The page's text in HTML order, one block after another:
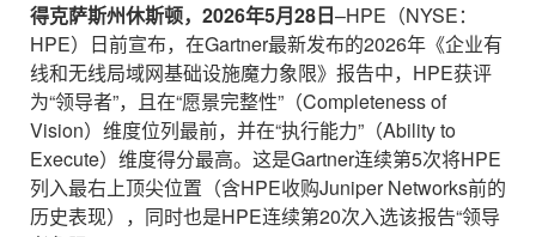
得克萨斯州休斯顿， 2026年5月28日–HPE（NYSE：
HPE）日前宣布，在Gartner最新发布的2026年《企业有
线和无线局域网基础设施魔力象限》报告中，HPE获评
为“领导者”，且在“愿景完整性”（Completeness of
Vision）维度位列最前，并在“执行能力”（Ability to
Execute）维度得分最高。这是Gartner连续第5次将HPE
列入最右上顶尖位置（含HPE收购Juniper Networks前的
历史表现），同时也是HPE连续第20次入选该报告“领导